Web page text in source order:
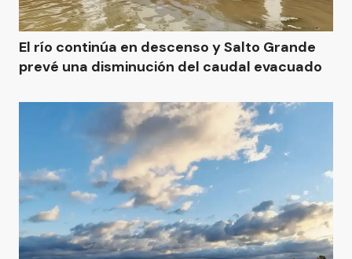
El río continúa en descenso y Salto Grande
prevé una disminución del caudal evacuado